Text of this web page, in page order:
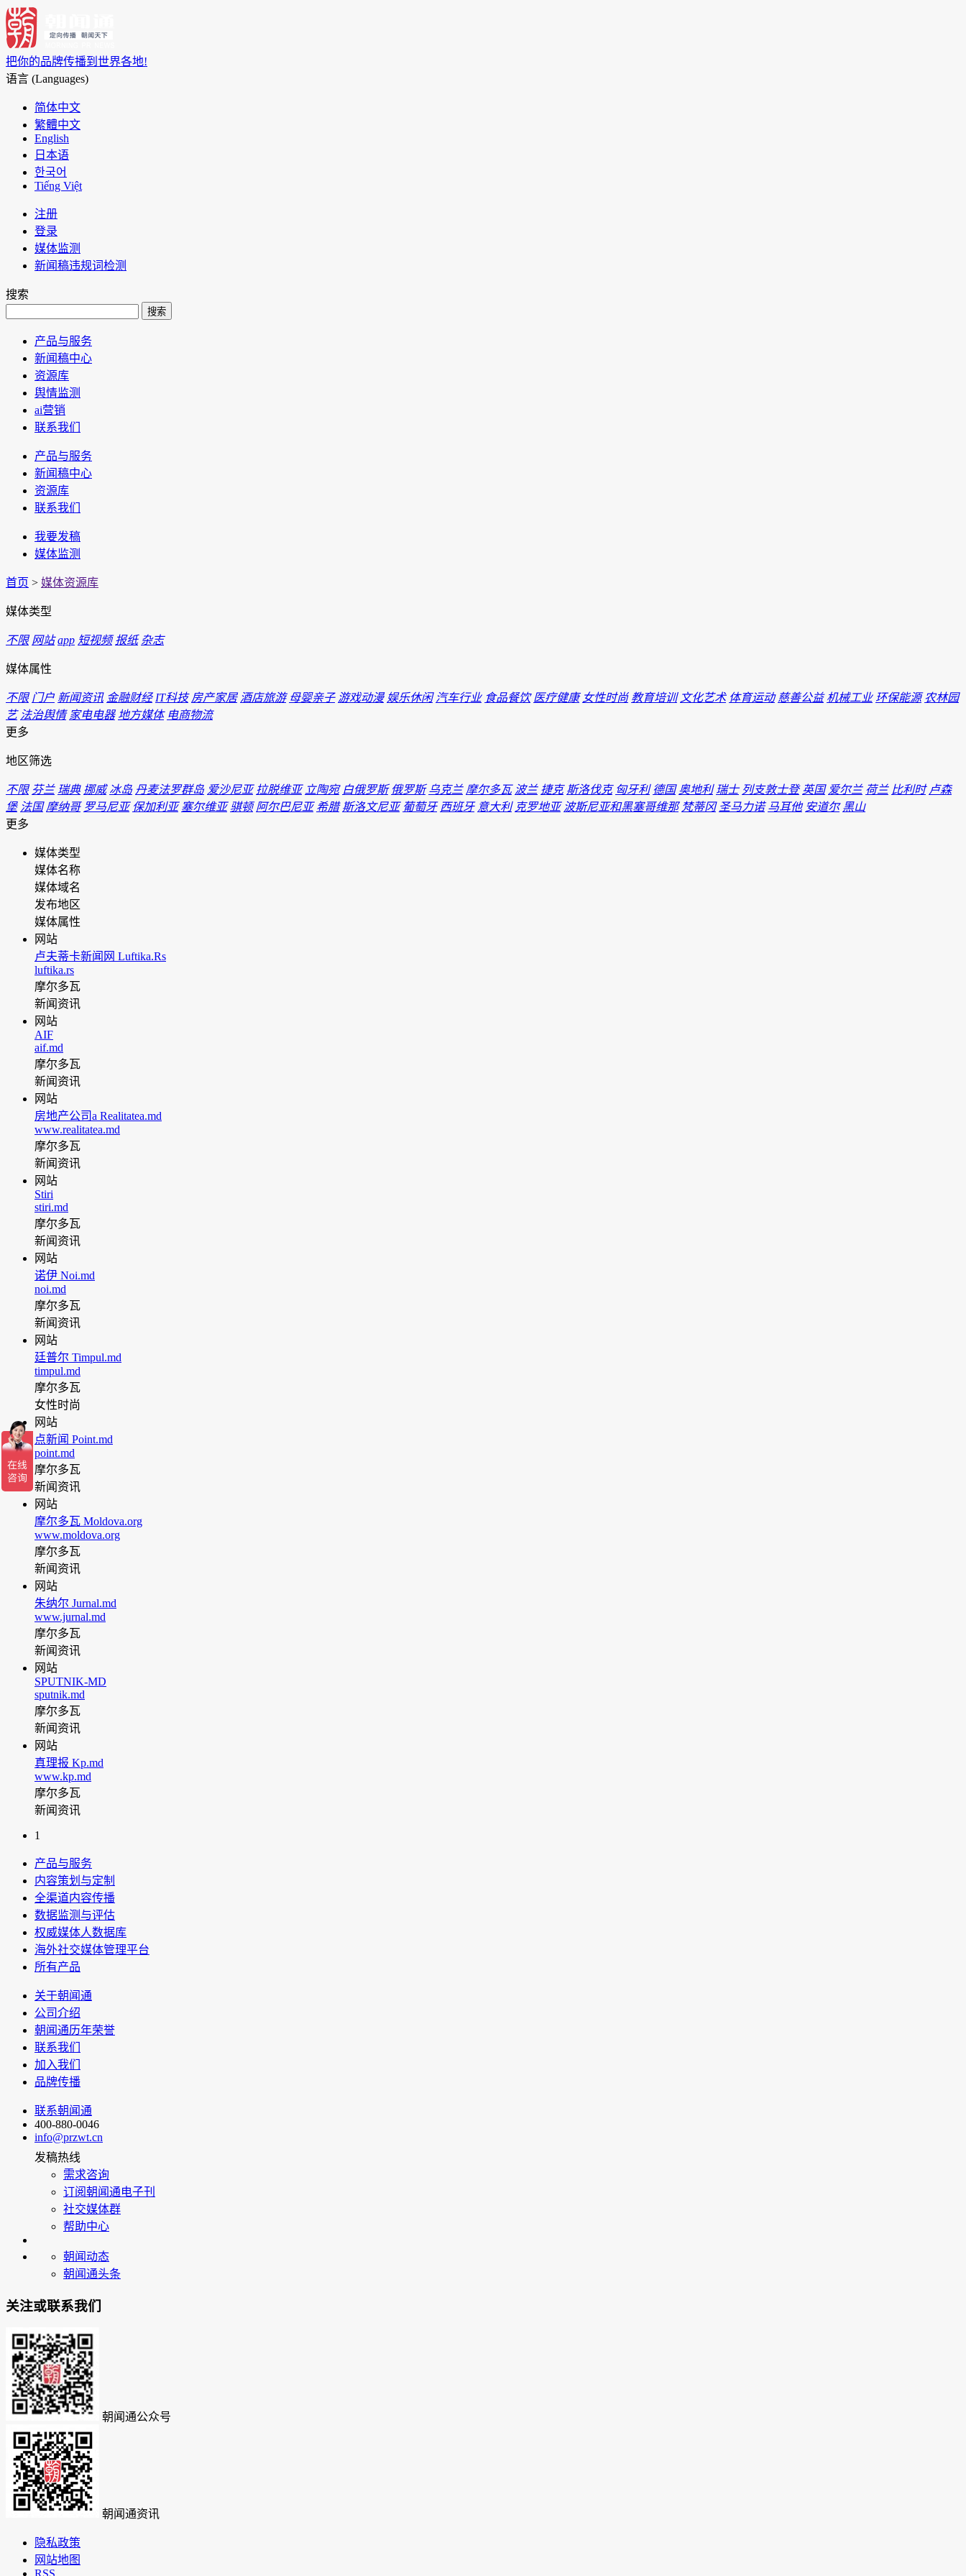
把你的品牌传播到世界各地!
语言 (Languages)
简体中文
繁體中文
English
日本语
한국어
Tiếng Việt
注册
登录
媒体监测
新闻稿违规词检测
搜索
搜索
产品与服务
新闻稿中心
资源库
舆情监测
ai营销
联系我们
产品与服务
新闻稿中心
资源库
联系我们
我要发稿
媒体监测
首页 > 媒体资源库
媒体类型
不限 网站 app 短视频 报纸 杂志
媒体属性
不限 门户 新闻资讯 金融财经 IT科技 房产家居 酒店旅游 母婴亲子 游戏动漫 娱乐休闲 汽车行业 食品餐饮 医疗健康 女性时尚 教育培训 文化艺术 体育运动 慈善公益 机械工业 环保能源 农林园
艺 法治舆情 家电电器 地方媒体 电商物流
更多
地区筛选
不限 芬兰 瑞典 挪威 冰岛 丹麦法罗群岛 爱沙尼亚 拉脱维亚 立陶宛 白俄罗斯 俄罗斯 乌克兰 摩尔多瓦 波兰 捷克 斯洛伐克 匈牙利 德国 奥地利 瑞士 列支敦士登 英国 爱尔兰 荷兰 比利时 卢森
堡 法国 摩纳哥 罗马尼亚 保加利亚 塞尔维亚 骐顿 阿尔巴尼亚 希腊 斯洛文尼亚 葡萄牙 西班牙 意大利 克罗地亚 波斯尼亚和黑塞哥维那 梵蒂冈 圣马力诺 马耳他 安道尔 黑山
更多
媒体类型
媒体名称
媒体域名
发布地区
媒体属性
网站
卢夫蒂卡新闻网 Luftika.Rs
luftika.rs
摩尔多瓦
新闻资讯
网站
AIF
aif.md
摩尔多瓦
新闻资讯
网站
房地产公司a Realitatea.md
www.realitatea.md
摩尔多瓦
新闻资讯
网站
Stiri
stiri.md
摩尔多瓦
新闻资讯
网站
诺伊 Noi.md
noi.md
摩尔多瓦
新闻资讯
网站
廷普尔 Timpul.md
timpul.md
摩尔多瓦
女性时尚
网站
点新闻 Point.md
point.md
摩尔多瓦
新闻资讯
网站
摩尔多瓦 Moldova.org
www.moldova.org
摩尔多瓦
新闻资讯
网站
朱纳尔 Jurnal.md
www.jurnal.md
摩尔多瓦
新闻资讯
网站
SPUTNIK-MD
sputnik.md
摩尔多瓦
新闻资讯
网站
真理报 Kp.md
www.kp.md
摩尔多瓦
新闻资讯
1
产品与服务
内容策划与定制
全渠道内容传播
数据监测与评估
权威媒体人数据库
海外社交媒体管理平台
所有产品
关于朝闻通
公司介绍
朝闻通历年荣誉
联系我们
加入我们
品牌传播
联系朝闻通
400-880-0046
info@przwt.cn
发稿热线
需求咨询
订阅朝闻通电子刊
社交媒体群
帮助中心
朝闻动态
朝闻通头条
关注或联系我们
朝闻通公众号
朝闻通资讯
隐私政策
网站地图